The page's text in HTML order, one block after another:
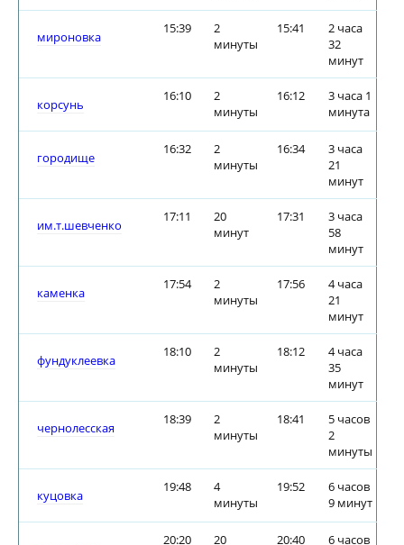
мироновка
15:39
2
минуты
15:41
2 часа
32
минут
корсунь
16:10
2
минуты
16:12
3 часа 1
минута
городище
16:32
2
минуты
16:34
3 часа
21
минут
им.т.шевченко
17:11
20
минут
17:31
3 часа
58
минут
каменка
17:54
2
минуты
17:56
4 часа
21
минут
фундуклеевка
18:10
2
минуты
18:12
4 часа
35
минут
чернолесская
18:39
2
минуты
18:41
5 часов
2
минуты
куцовка
19:48
4
минуты
19:52
6 часов
9 минут
20:20
20
20:40
6 часов